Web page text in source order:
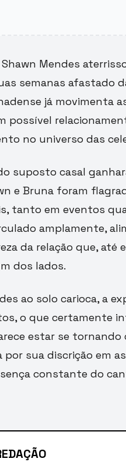
Mendes
semanas afastado
já movimenta
possível
no universo das
suposto casal
e Bruna foram
tanto em eventos
amplamente,
da relação que, até
dos lados.
ao solo carioca, a
o que certamente
estar se tornando
por sua discrição em
constante do